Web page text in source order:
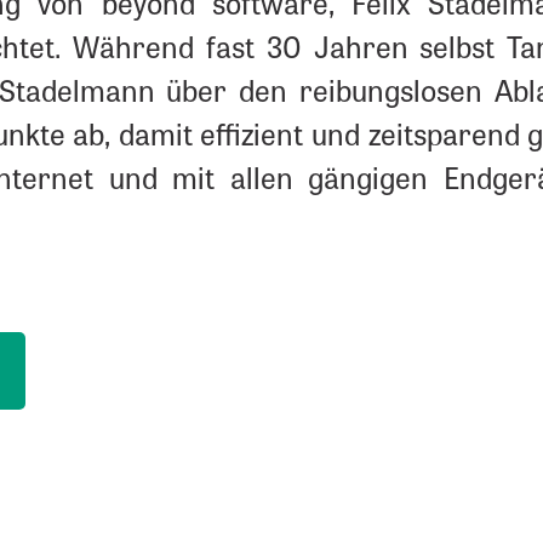
Während fast 30 Jahren selbst
über den reibungslosen
ab, damit effizient und zeitsparend
und mit allen gängigen